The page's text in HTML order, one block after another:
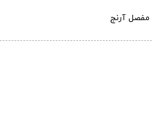
آرنج